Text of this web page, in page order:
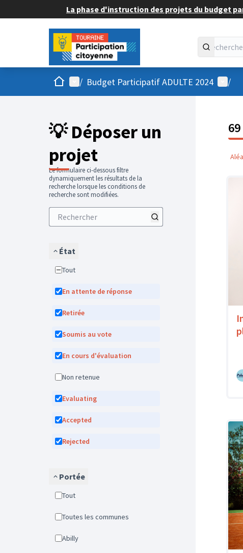
La phase d'instruction des projets du budget
AccueilMenu principal
/ Budget Participatif ADULTE 2024 Menu
/
💡 Déposer un
projet
Le formulaire ci-dessous filtre
dynamiquement les résultats de la
recherche lorsque les conditions de
recherche sont modifiées.
État
Tout
En attente de réponse
Retirée
Soumis au vote
En cours d'évaluation
Non retenue
Evaluating
Accepted
Rejected
Portée
Tout
Toutes les communes
Abilly